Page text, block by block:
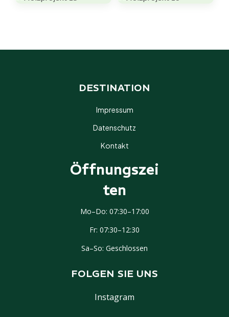
Interessiert? Lassen Sie sich
DESTINATION
Impressum
Datenschutz
Kontakt
Öffnungszei
Ten
Mo–Do: 07:30–17:00
Fr: 07:30–12:30
Sa–So: Geschlossen
FOLGEN SIE UNS
Instagram